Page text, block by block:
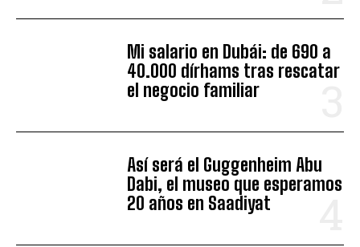
Mi salario en Dubái: de 690 a
40.000 dírhams tras rescatar
el negocio familiar
Así será el Guggenheim Abu
Dabi, el museo que esperamos
20 años en Saadiyat